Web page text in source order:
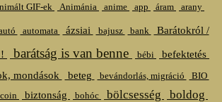
GIF-ek Animánia anime app áram arany
automata ázsiai bajusz bank
Barátokról /
barátság is van benne bébi
befektetés
mondások
beteg bevándorlás, migráció
BIO
biztonság bohóc bölcsesség boldog